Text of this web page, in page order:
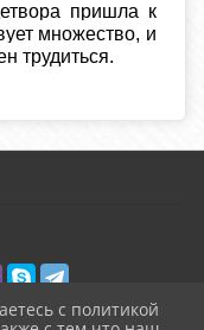
пришла к
множество, и
трудиться.
с политикой